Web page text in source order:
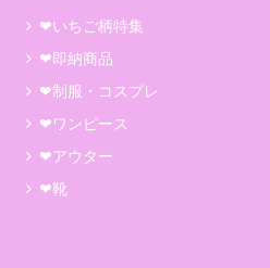
❤いちご柄特集
❤即納商品
❤制服・コスプレ
❤ワンピース
❤アウター
❤靴